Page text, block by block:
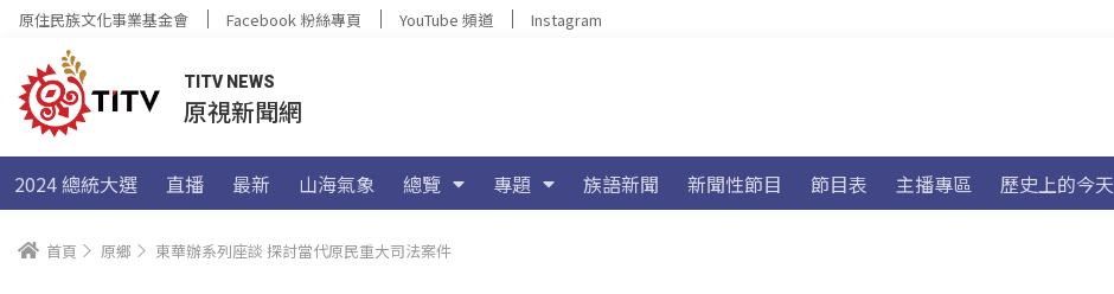
原住民族文化事業基金會 Facebook 粉絲專頁 YouTube 頻道 Instagram
TITV NEWS
原視新聞網
2024 總統大選 直播 最新 山海氣象 總覽 專題 族語新聞 新聞性節目 節目表 主播專區 歷史上的今天
首頁 原鄉 東華辦系列座談 探討當代原民重大司法案件